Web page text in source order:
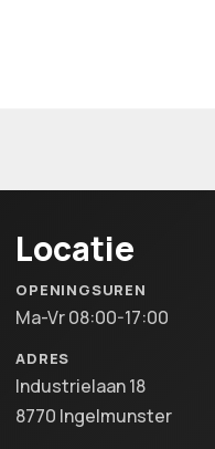
Locatie
OPENINGSUREN
Ma-Vr 08:00-17:00
ADRES
Industrielaan 18
8770 Ingelmunster